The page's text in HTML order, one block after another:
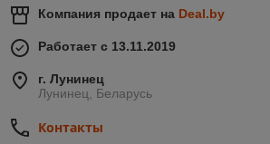
Компания продает на Deal.by
Работает с 13.11.2019
г. Лунинец
Лунинец, Беларусь
Контакты